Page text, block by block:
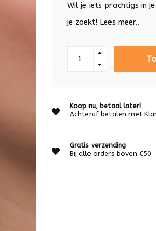
Wil je iets prachtigs in
je zoekt! Lees meer..
Koop nu, betaal later!
Achteraf betalen met
Gratis verzending
Bij alle orders boven €50